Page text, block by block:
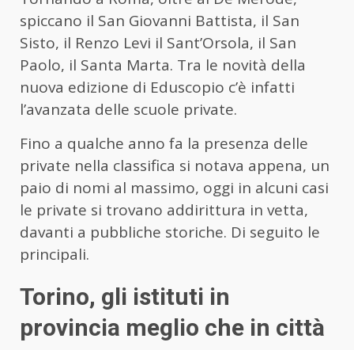
spiccano il San Giovanni Battista, il San
Sisto, il Renzo Levi il Sant’Orsola, il San
Paolo, il Santa Marta. Tra le novità della
nuova edizione di Eduscopio c’è infatti
l’avanzata delle scuole private.
Fino a qualche anno fa la presenza delle
private nella classifica si notava appena, un
paio di nomi al massimo, oggi in alcuni casi
le private si trovano addirittura in vetta,
davanti a pubbliche storiche. Di seguito le
principali.
Torino, gli istituti in
provincia meglio che in città